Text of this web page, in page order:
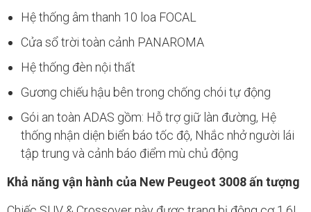
Hệ thống âm thanh 10 loa FOCAL
Cửa sổ trời toàn cảnh PANAROMA
Hệ thống đèn nội thất
Gương chiếu hậu bên trong chống chói tự động
Gói an toàn ADAS gồm: Hỗ trợ giữ làn đường, Hệ
thống nhận diện biển báo tốc độ, Nhắc nhở người lái
tập trung và cảnh báo điểm mù chủ động
Khả năng vận hành của New Peugeot 3008 ấn tượng